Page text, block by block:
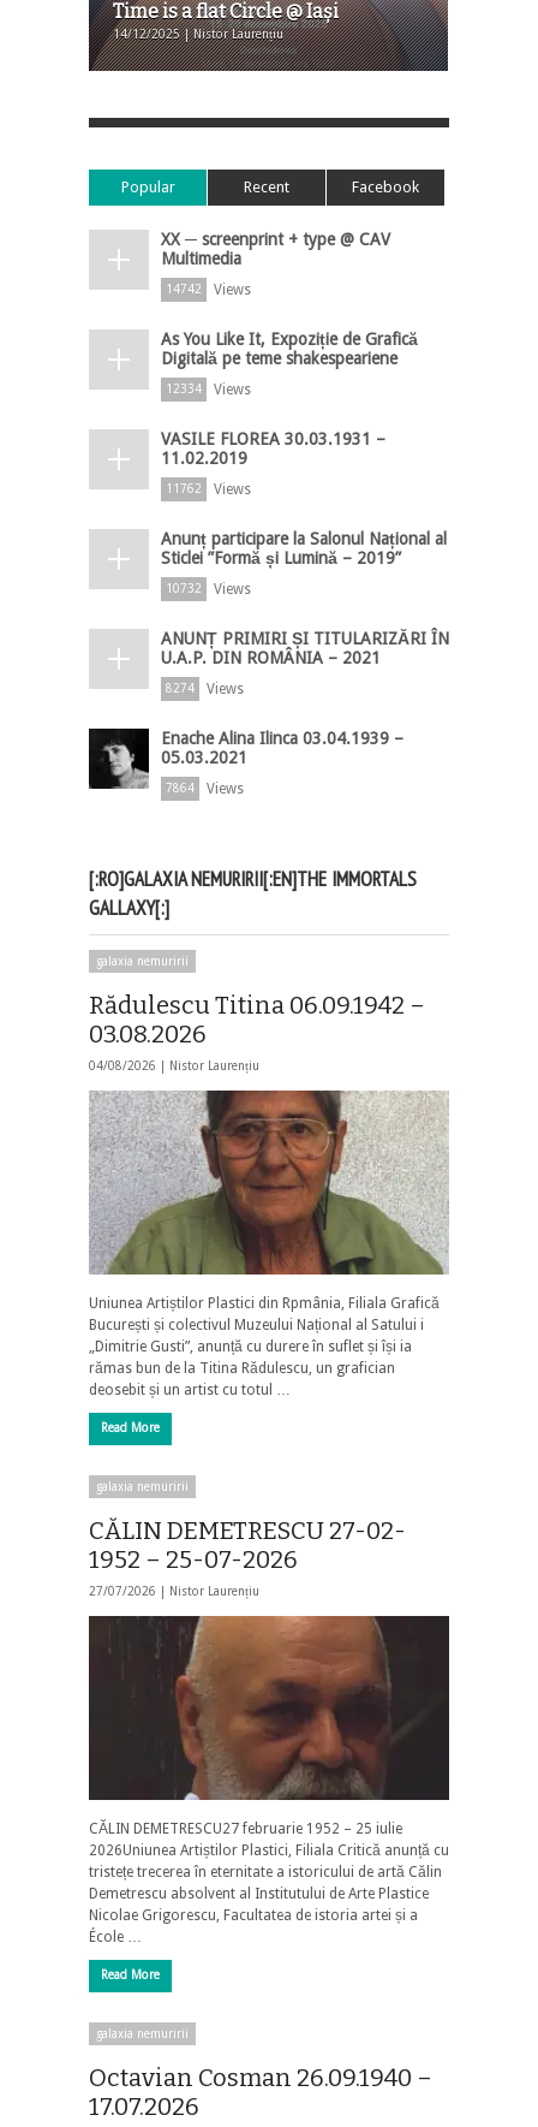
Time is a flat Circle @ Iaşi
14/12/2025 | Nistor Laurențiu
Popular Recent Facebook
XX ─ screenprint + type @ CAV
Multimedia
14742 Views
As You Like It, Expoziție de Grafică
Digitală pe teme shakespeariene
12334 Views
VASILE FLOREA 30.03.1931 –
11.02.2019
11762 Views
Anunț participare la Salonul Național al
Sticlei ”Formă și Lumină – 2019”
10732 Views
ANUNȚ PRIMIRI ȘI TITULARIZĂRI ÎN
U.A.P. DIN ROMÂNIA – 2021
8274 Views
Enache Alina Ilinca 03.04.1939 –
05.03.2021
7864 Views
[:RO]GALAXIA NEMURIRII[:EN]THE IMMORTALS
GALLAXY[:]
galaxia nemuririi
Rădulescu Titina 06.09.1942 –
03.08.2026
04/08/2026 | Nistor Laurențiu
Uniunea Artiștilor Plastici din Rpmânia, Filiala Grafică
București și colectivul Muzeului Național al Satului i
„Dimitrie Gusti”, anunță cu durere în suflet și își ia
rămas bun de la Titina Rădulescu, un grafician
deosebit și un artist cu totul …
Read More
galaxia nemuririi
CĂLIN DEMETRESCU 27-02-
1952 – 25-07-2026
27/07/2026 | Nistor Laurențiu
CĂLIN DEMETRESCU27 februarie 1952 – 25 iulie
2026Uniunea Artiștilor Plastici, Filiala Critică anunță cu
tristețe trecerea în eternitate a istoricului de artă Călin
Demetrescu absolvent al Institutului de Arte Plastice
Nicolae Grigorescu, Facultatea de istoria artei și a
École …
Read More
galaxia nemuririi
Octavian Cosman 26.09.1940 –
17.07.2026